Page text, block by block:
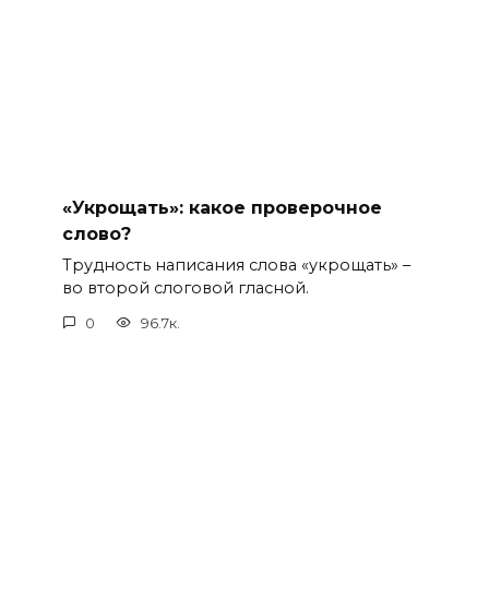
«Укрощать»: какое проверочное
слово?
Трудность написания слова «укрощать» –
во второй слоговой гласной.
0 96.7к.